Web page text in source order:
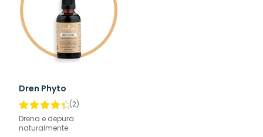
Dren Phyto
(2)
Drena e depura
naturalmente